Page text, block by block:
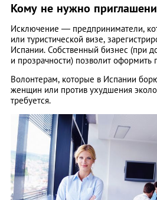
Кому не нужно
Исключение ― предприниматели,
или туристической визе,
Испании. Собственный бизнес (при
и прозрачности) позволит
Волонтерам, которые в Испании
женщин или против ухудшения
требуется.